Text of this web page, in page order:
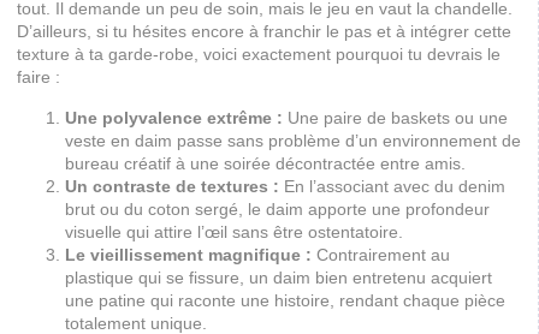
tout. Il demande un peu de soin, mais le jeu en vaut la chandelle.
D’ailleurs, si tu hésites encore à franchir le pas et à intégrer cette
texture à ta garde-robe, voici exactement pourquoi tu devrais le
faire :
Une polyvalence extrême : Une paire de baskets ou une
veste en daim passe sans problème d’un environnement de
bureau créatif à une soirée décontractée entre amis.
Un contraste de textures : En l’associant avec du denim
brut ou du coton sergé, le daim apporte une profondeur
visuelle qui attire l’œil sans être ostentatoire.
Le vieillissement magnifique : Contrairement au
plastique qui se fissure, un daim bien entretenu acquiert
une patine qui raconte une histoire, rendant chaque pièce
totalement unique.